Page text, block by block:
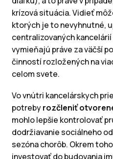
krízová situácia. Vidieť
ktorých je to nevyhnutné,
centralizovaných kancelárií
vymieňajú práve za väčší
činností rozložených na
celom svete.
Vo vnútri kancelárskych
potrebyrozčleniť
mohlo lepšie kontrolovať
dodržiavanie sociálneho
sezóna chorôb. Okrem
investovať do budovania